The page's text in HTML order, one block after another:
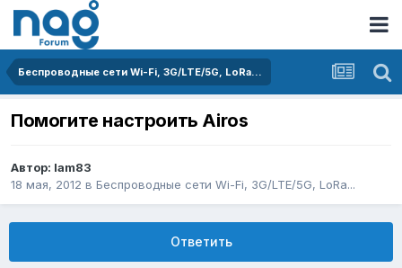
Беспроводные сети Wi-Fi, 3G/LTE/5G, LoRa...
Помогите настроить Airos
Автор: lam83
18 мая, 2012 в Беспроводные сети Wi-Fi, 3G/LTE/5G, LoRa...
Ответить